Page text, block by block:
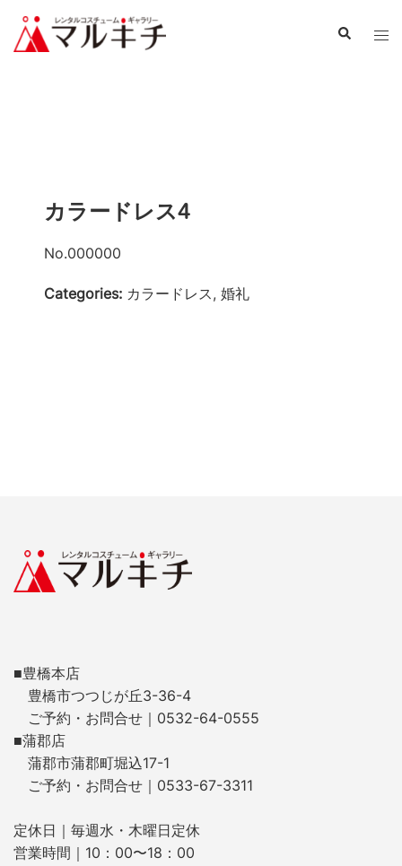
カラードレス4
No.000000
Categories: カラードレス, 婚礼
■豊橋本店
豊橋市つつじが丘3-36-4
ご予約・お問合せ｜0532-64-0555
■蒲郡店
蒲郡市蒲郡町堀込17-1
ご予約・お問合せ｜0533-67-3311
定休日｜毎週水・木曜日定休
営業時間｜10：00〜18：00